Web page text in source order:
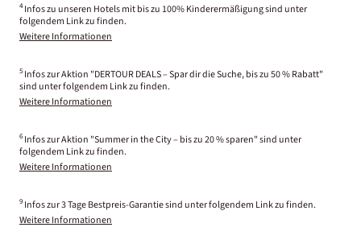
4 Infos zu unseren Hotels mit bis zu 100% Kinderermäßigung sind unter
folgendem Link zu finden.
Weitere Informationen
5 Infos zur Aktion "DERTOUR DEALS – Spar dir die Suche, bis zu 50 % Rabatt"
sind unter folgendem Link zu finden.
Weitere Informationen
6 Infos zur Aktion "Summer in the City – bis zu 20 % sparen" sind unter
folgendem Link zu finden.
Weitere Informationen
9 Infos zur 3 Tage Bestpreis-Garantie sind unter folgendem Link zu finden.
Weitere Informationen